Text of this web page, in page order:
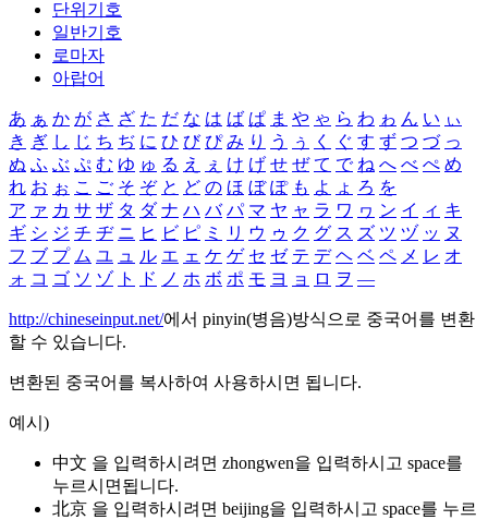
단위기호
일반기호
로마자
아랍어
あ ぁ か が さ ざ た だ な は ば ぱ ま や ゃ ら わ ゎ ん い ぃ
き ぎ し じ ち ぢ に ひ び ぴ み り う ぅ く ぐ す ず つ づ っ
ぬ ふ ぶ ぷ む ゆ ゅ る え ぇ け げ せ ぜ て で ね へ べ ぺ め
れ お ぉ こ ご そ ぞ と ど の ほ ぼ ぽ も よ ょ ろ を
ア ァ カ サ ザ タ ダ ナ ハ バ パ マ ヤ ャ ラ ワ ヮ ン イ ィ キ
ギ シ ジ チ ヂ ニ ヒ ビ ピ ミ リ ウ ゥ ク グ ス ズ ツ ヅ ッ ヌ
フ ブ プ ム ユ ュ ル エ ェ ケ ゲ セ ゼ テ デ ヘ ベ ペ メ レ オ
ォ コ ゴ ソ ゾ ト ド ノ ホ ボ ポ モ ヨ ョ ロ ヲ ―
http://chineseinput.net/에서 pinyin(병음)방식으로 중국어를 변환
할 수 있습니다.
변환된 중국어를 복사하여 사용하시면 됩니다.
예시)
中文 을 입력하시려면 zhongwen을 입력하시고 space를
누르시면됩니다.
北京 을 입력하시려면 beijing을 입력하시고 space를 누르